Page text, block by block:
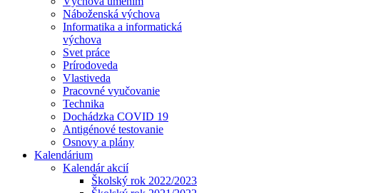
Náboženská výchova
Informatika a informatická
výchova
Svet práce
Prírodoveda
Vlastiveda
Pracovné vyučovanie
Technika
Dochádzka COVID 19
Antigénové testovanie
Osnovy a plány
Kalendárium
Kalendár akcií
Školský rok 2022/2023